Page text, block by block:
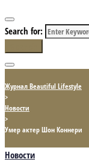
Search for:
Журнал Beautiful Lifestyle
>
Новости
>
Умер актер Шон Коннери
Новости